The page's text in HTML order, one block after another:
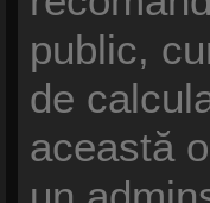
public,
de
această